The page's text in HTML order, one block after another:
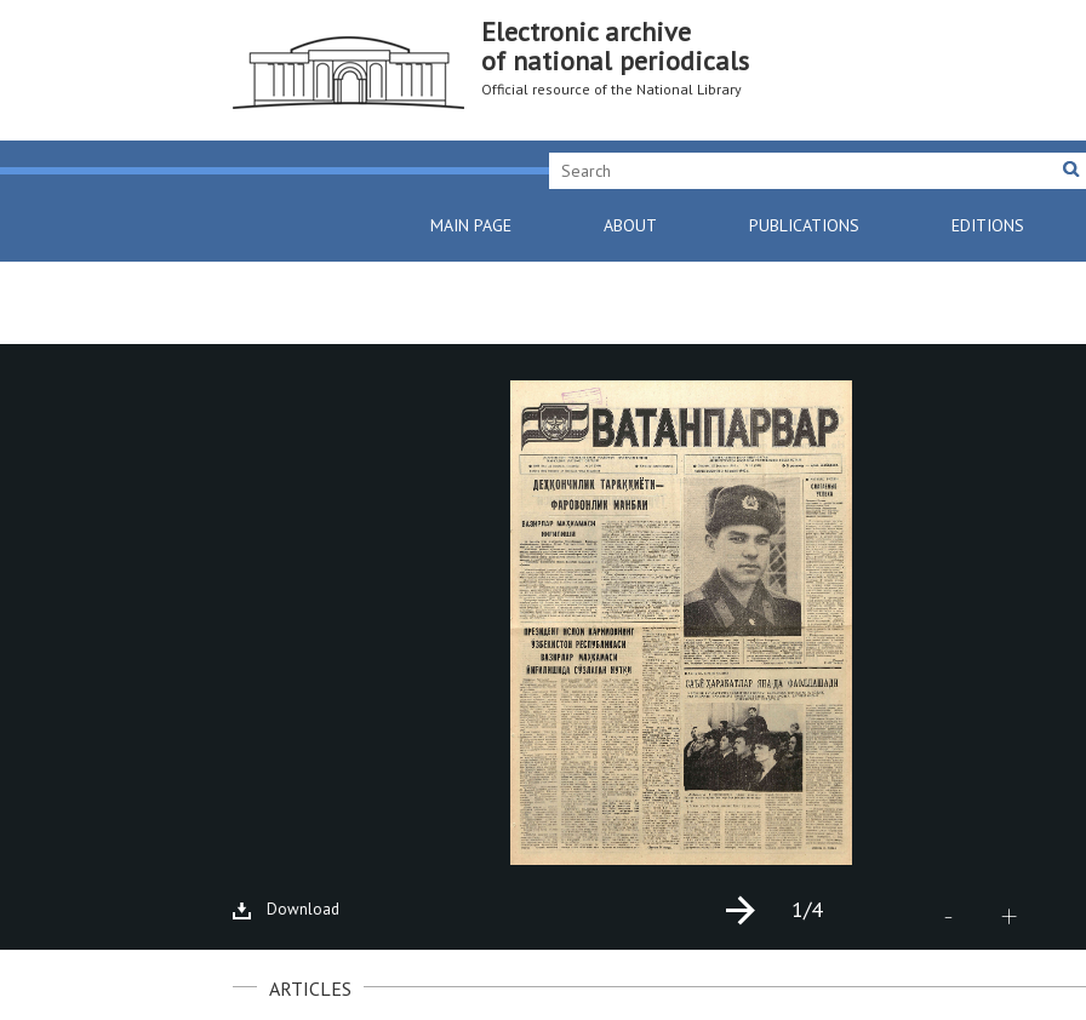
Electronic archive
of national periodicals
Official resource of the National Library
MAIN PAGE ABOUT PUBLICATIONS EDITIONS
Download - +
1/4
ARTICLES